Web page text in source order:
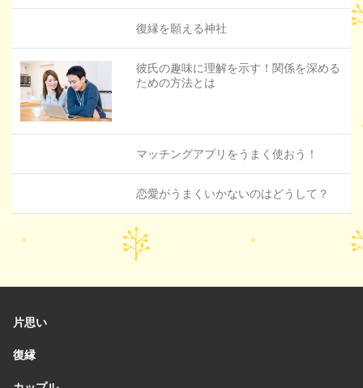
復縁を願える神社
彼氏の趣味に理解を示す！関係を深める
ための方法とは
マッチングアプリをうまく使おう！
恋愛がうまくいかないのはどうして？
片思い
復縁